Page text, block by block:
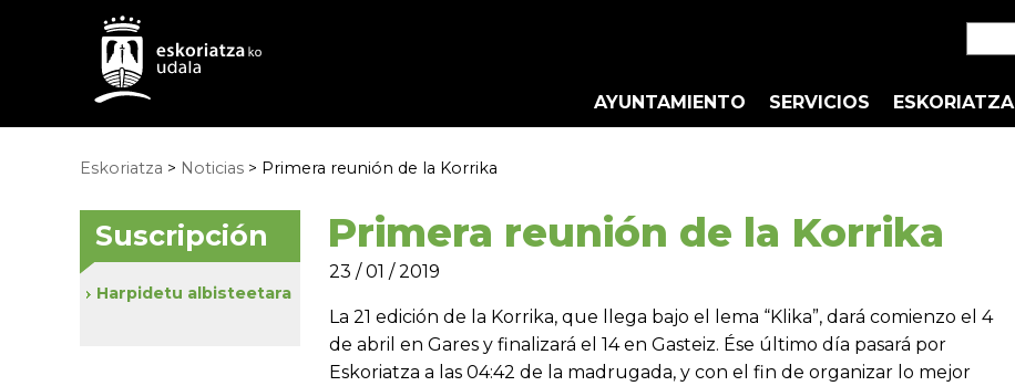
AYUNTAMIENTO SERVICIOS ESKORIATZA
Eskoriatza > Noticias > Primera reunión de la Korrika
Primera reunión de la Korrika
23 / 01 / 2019
La 21 edición de la Korrika, que llega bajo el lema “Klika”, dará comienzo el 4
de abril en Gares y finalizará el 14 en Gasteiz. Ése último día pasará por
Eskoriatza a las 04:42 de la madrugada, y con el fin de organizar lo mejor
Suscripción
Harpidetu albisteetara